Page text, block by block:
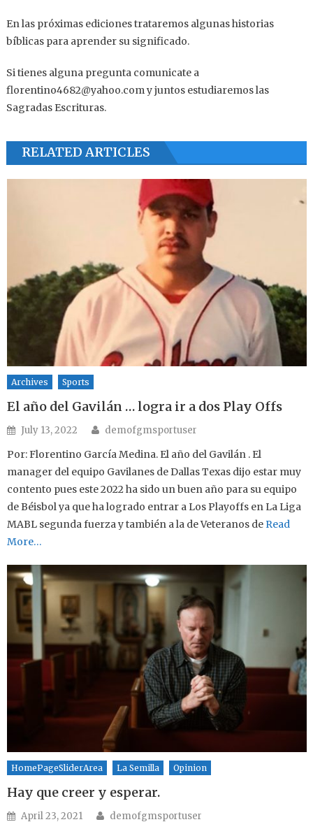
En las próximas ediciones trataremos algunas historias
bíblicas para aprender su significado.
Si tienes alguna pregunta comunicate a
florentino4682@yahoo.com y juntos estudiaremos las
Sagradas Escrituras.
RELATED ARTICLES
Archives Sports
El año del Gavilán … logra ir a dos Play Offs
Posted on
July 13, 2022 Author
demofgmsportuser
Por: Florentino García Medina. El año del Gavilán . El
manager del equipo Gavilanes de Dallas Texas dijo estar muy
contento pues este 2022 ha sido un buen año para su equipo
de Béisbol ya que ha logrado entrar a Los Playoffs en La Liga
MABL segunda fuerza y también a la de Veteranos de Read
More…
HomePageSliderArea La Semilla Opinion
Hay que creer y esperar.
Posted on
April 23, 2021 Author
demofgmsportuser